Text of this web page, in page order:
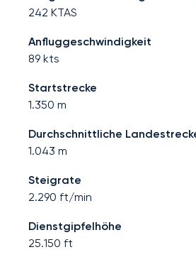
242 KTAS
Anfluggeschwindigkeit
89 kts
Startstrecke
1.350 m
Durchschnittliche
1.043 m
Steigrate
2.290 ft/min
Dienstgipfelhöhe
25.150 ft